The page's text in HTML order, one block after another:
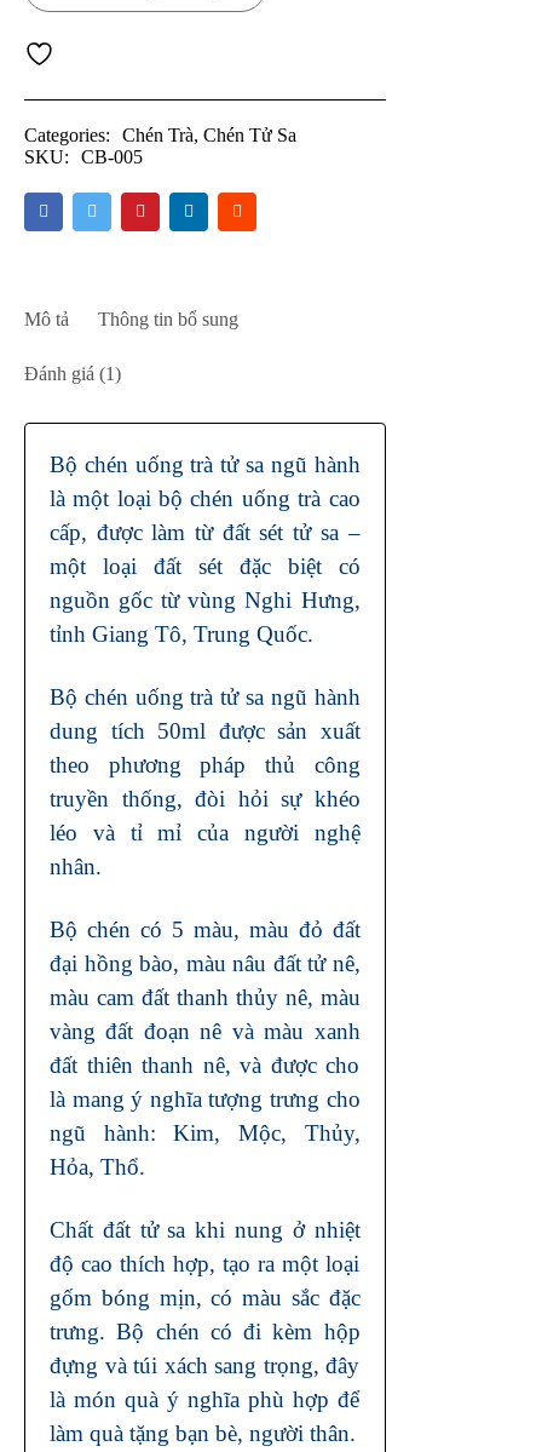
Categories: Chén Trà, Chén Tử Sa
SKU:
CB-005
Mô tả Thông tin bổ sung
Đánh giá (1)
Bộ chén uống trà tử sa ngũ hành
là một loại bộ chén uống trà cao
cấp, được làm từ đất sét tử sa –
một loại đất sét đặc biệt có
nguồn gốc từ vùng Nghi Hưng,
tỉnh Giang Tô, Trung Quốc.
Bộ chén uống trà tử sa ngũ hành
dung tích 50ml được sản xuất
theo phương pháp thủ công
truyền thống, đòi hỏi sự khéo
léo và tỉ mỉ của người nghệ
nhân.
Bộ chén có 5 màu, màu đỏ đất
đại hồng bào, màu nâu đất tử nê,
màu cam đất thanh thủy nê, màu
vàng đất đoạn nê và màu xanh
đất thiên thanh nê, và được cho
là mang ý nghĩa tượng trưng cho
ngũ hành: Kim, Mộc, Thủy,
Hỏa, Thổ.
Chất đất tử sa khi nung ở nhiệt
độ cao thích hợp, tạo ra một loại
gốm bóng mịn, có màu sắc đặc
trưng. Bộ chén có đi kèm hộp
đựng và túi xách sang trọng, đây
là món quà ý nghĩa phù hợp để
làm quà tặng bạn bè, người thân.